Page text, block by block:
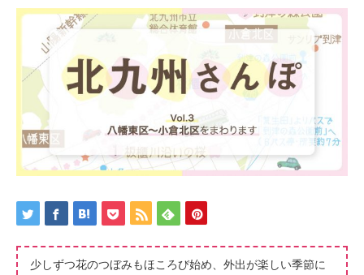
少しずつ花のつぼみもほころび始め、外出が楽しい季節に